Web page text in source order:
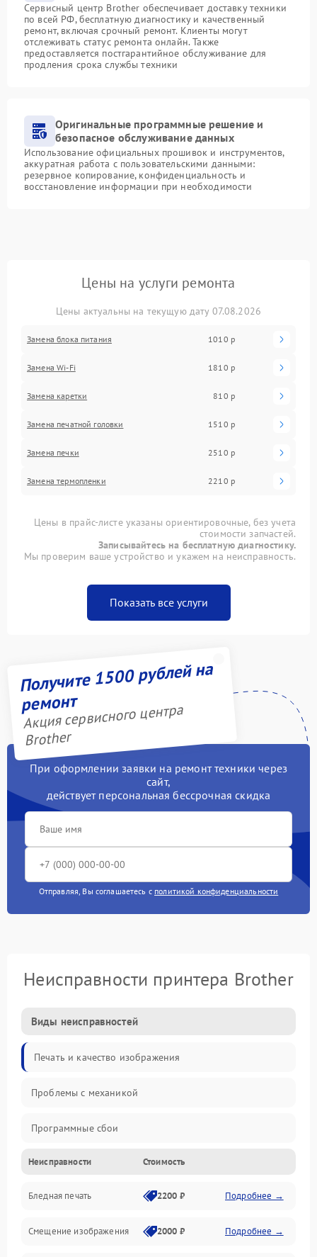
Сервисный центр Brother обеспечивает доставку техники
по всей РФ, бесплатную диагностику и качественный
ремонт, включая срочный ремонт. Клиенты могут
отслеживать статус ремонта онлайн. Также
предоставляется постгарантийное обслуживание для
продления срока службы техники
Оригинальные программные решение и
безопасное обслуживание данных
Использование официальных прошивок и инструментов,
аккуратная работа с пользовательскими данными:
резервное копирование, конфиденциальность и
восстановление информации при необходимости
Цены на услуги ремонта
Цены актуальны на текущую дату 07.08.2026
Замена блока питания 1010 р
Замена Wi-Fi 1810 р
Замена каретки 810 р
Замена печатной головки 1510 р
Замена печки 2510 р
Замена термопленки 2210 р
Цены в прайс-листе указаны ориентировочные, без учета
стоимости запчастей.
Записывайтесь на бесплатную диагностику.
Мы проверим ваше устройство и укажем на неисправность.
Показать все услуги
Получите 1500 рублей на
ремонт
Акция сервисного центра
Brother
При оформлении заявки на ремонт техники через
сайт,
действует персональная бессрочная скидка
Отправляя, Вы соглашаетесь с политикой конфиденциальности
Неисправности принтера Brother
Виды неисправностей
Печать и качество изображения
Проблемы с механикой
Программные сбои
Программные ошибки
Картриджи и расходники
Механика и узлы
Неисправности Стоимость
Бледная печать 2200 ₽ Подробнее →
Смещение изображения 2000 ₽ Подробнее →